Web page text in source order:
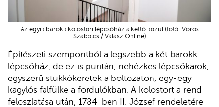
Az egyik barokk kolostori lépcsőház a kettő közül (fotó: Vörös
Szabolcs / Válasz Online)
Építészeti szempontból a legszebb a két barokk
lépcsőház, de ez is puritán, nehézkes lépcsőkarok,
egyszerű stukkókeretek a boltozaton, egy-egy
kagylós falfülke a fordulókban. A kolostort a rend
feloszlatása után, 1784-ben II. József rendeletére